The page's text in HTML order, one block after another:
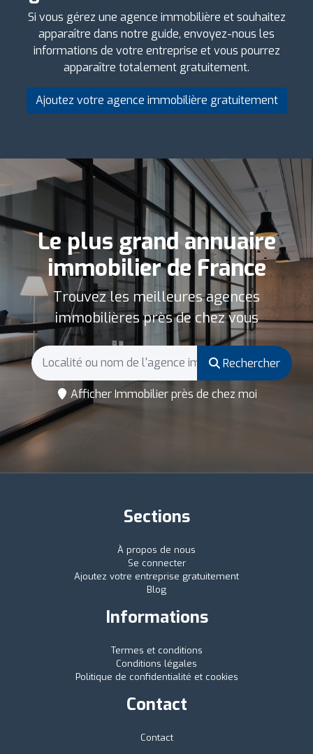
Si vous gérez une agence immobilière et souhaitez
apparaître dans notre guide, envoyez-nous les
informations de votre entreprise et vous pourrez
apparaître totalement gratuitement.
Ajoutez votre agence immobilière gratuitement
Le plus grand annuaire
immobilier de France
Trouvez les meilleures agences
immobilières près de chez vous
Rechercher
Afficher Immobilier près de chez moi
Sections
À propos de nous
Se connecter
Ajoutez votre entreprise gratuitement
Blog
Informations
Termes et conditions
Conditions légales
Politique de confidentialité et cookies
Contact
Contact